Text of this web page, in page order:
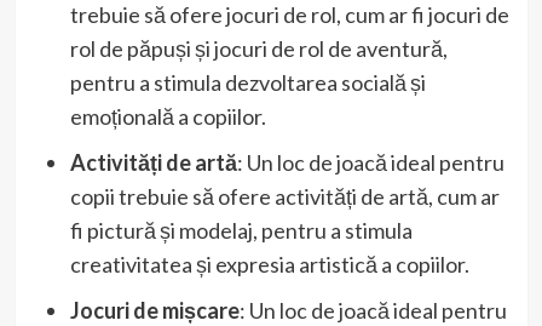
trebuie să ofere jocuri de rol, cum ar fi jocuri de
rol de păpuși și jocuri de rol de aventură,
pentru a stimula dezvoltarea socială și
emoțională a copiilor.
Activități de artă: Un loc de joacă ideal pentru
copii trebuie să ofere activități de artă, cum ar
fi pictură și modelaj, pentru a stimula
creativitatea și expresia artistică a copiilor.
Jocuri de mișcare: Un loc de joacă ideal pentru